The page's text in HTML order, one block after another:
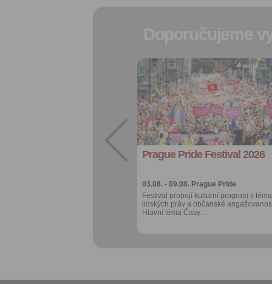
Prague Pride Festival 2026
03.08. - 09.08. Prague Pride
Festival propojí kulturní program s
lidských práv a občanské
Hlavní téma Časy…
Přidat do
oblíbených
Sdílet:
Facebook
export do
kalendáře
Více výhod pro